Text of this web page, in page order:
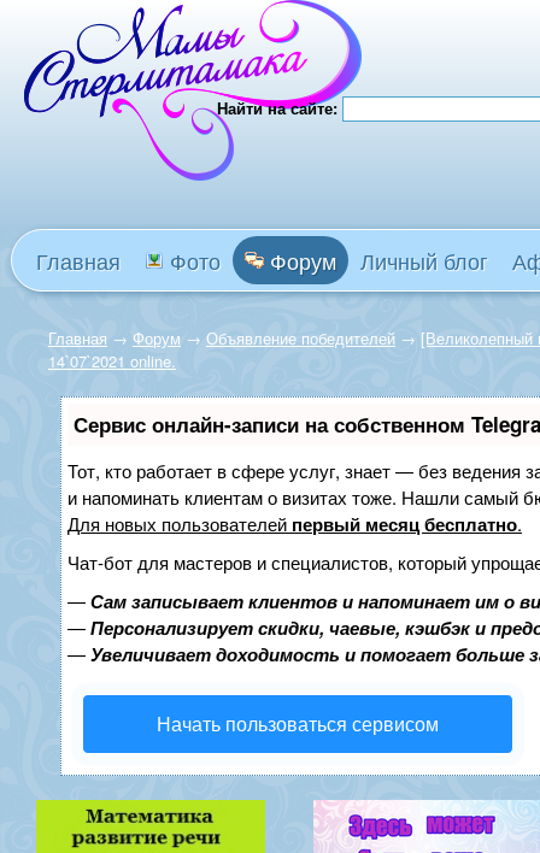
Найти на сайте:
Главная Фото Форум Личный блог
Главная → Форум → Объявление победителей → [Великолепный
14`07`2021 online.
Сервис онлайн-записи на собственном
Тот, кто работает в сфере услуг, знает — без ведения
и напоминать клиентам о визитах тоже. Нашли самый
Для новых пользователей первый месяц бесплатно.
Чат-бот для мастеров и специалистов, который
—Сам записывает клиентов и напоминает им о
—Персонализирует скидки, чаевые, кэшбэк и
—Увеличивает доходимость и помогает больше
Начать пользоваться сервисом